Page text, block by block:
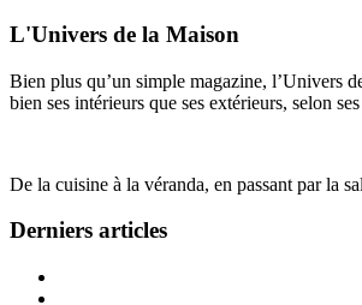
L'Univers de la Maison
Bien plus qu’un simple magazine, l’Univers
bien ses intérieurs que ses extérieurs, selon
De la cuisine à la véranda, en passant par la
Derniers articles